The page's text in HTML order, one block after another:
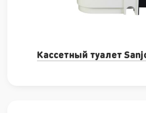
Кассетный туалет